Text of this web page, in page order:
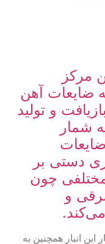
مرکز
ضایعات آهن
و تولید
شمار
دستی بر
چون
و
این انبار همچنین به